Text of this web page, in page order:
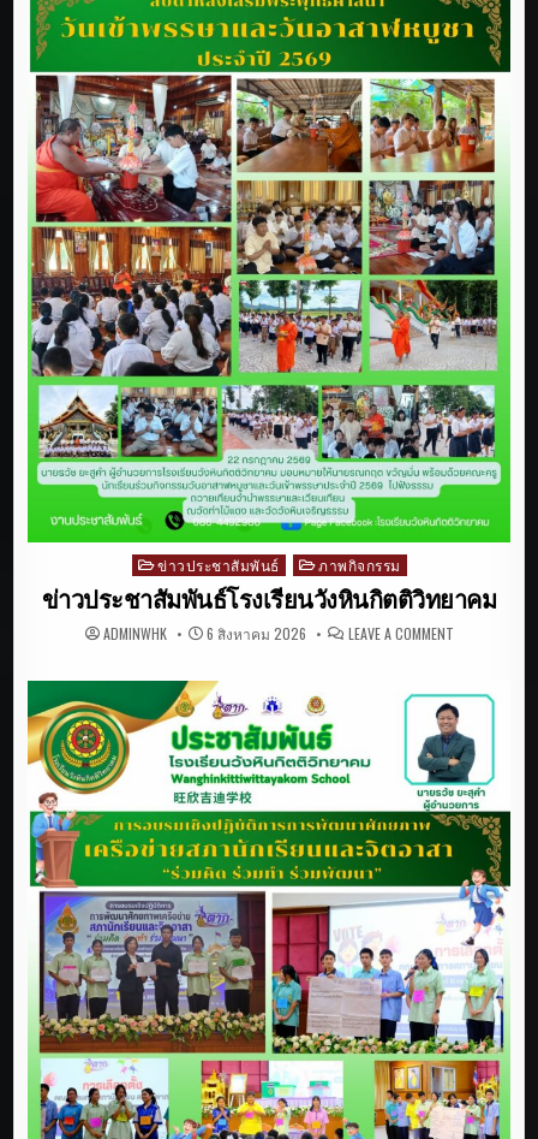
Posted
in
ข่าวประชาสัมพันธ์ ภาพกิจกรรม
ข่าวประชาสัมพันธ์โรงเรียนวังหินกิตติวิทยาคม
ADMINWHK 6 สิงหาคม 2026 LEAVE A COMMENTON
วัง
หิน
กิตติ
วิทยาคม